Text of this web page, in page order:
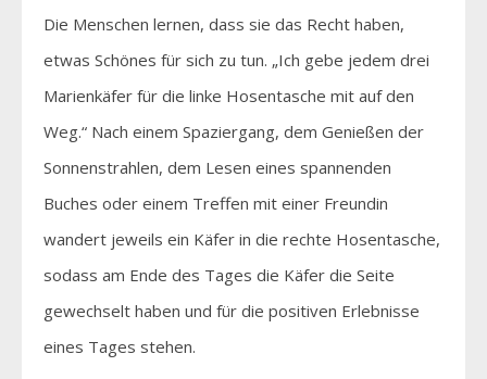
Die Menschen lernen, dass sie das Recht haben,
etwas Schönes für sich zu tun. „Ich gebe jedem drei
Marienkäfer für die linke Hosentasche mit auf den
Weg.“ Nach einem Spaziergang, dem Genießen der
Sonnenstrahlen, dem Lesen eines spannenden
Buches oder einem Treffen mit einer Freundin
wandert jeweils ein Käfer in die rechte Hosentasche,
sodass am Ende des Tages die Käfer die Seite
gewechselt haben und für die positiven Erlebnisse
eines Tages stehen.